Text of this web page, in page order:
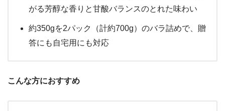
がる芳醇な香りと甘酸バランスのとれた味わい
約350gを2パック（計約700g）のバラ詰めで、贈
答にも自宅用にも対応
こんな方におすすめ